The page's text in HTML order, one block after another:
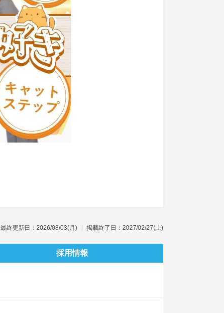
最終更新日：2026/08/03(月) 掲載終了日：2027/02/27(土)
採用情報